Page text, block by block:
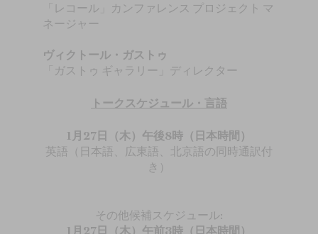
「レコール」カンファレンス プロジェクト マ
ネージャー
ヴィクトール・ガストゥ
「ガストゥ ギャラリー」ディレクター
トークスケジュール・言語
1月27日（木）午後8時（日本時間）
英語（日本語、広東語、北京語の同時通訳付
き）
その他候補スケジュール:
1月27日（木）午前3時（日本時間）